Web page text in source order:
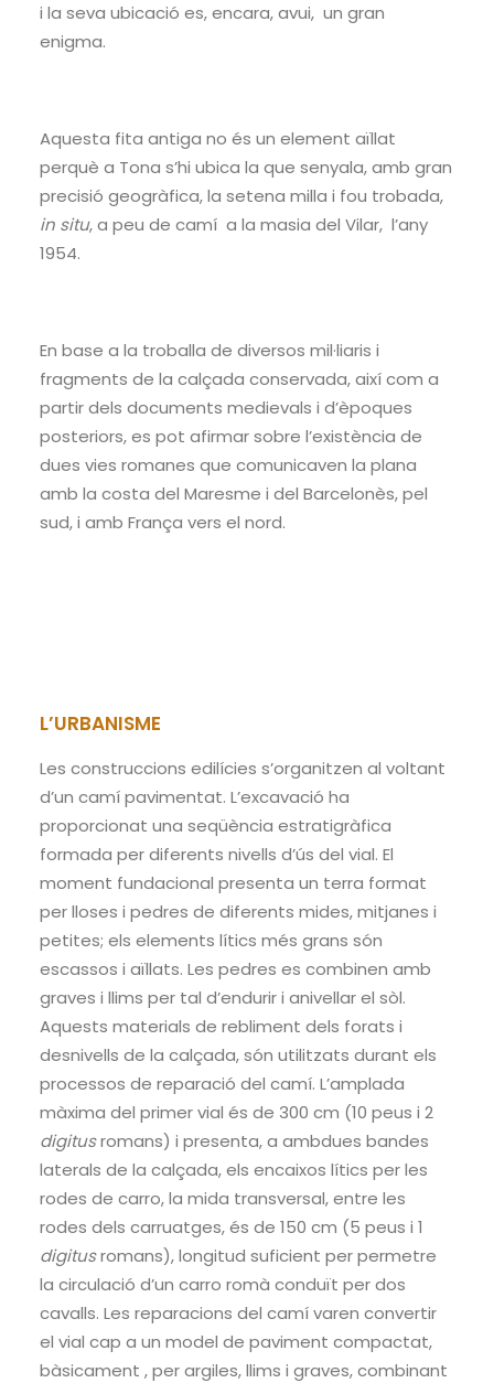
i la seva ubicació es, encara, avui, un gran
enigma.
Aquesta fita antiga no és un element aïllat
perquè a Tona s’hi ubica la que senyala, amb gran
precisió geogràfica, la setena milla i fou trobada,
in situ, a peu de camí a la masia del Vilar, l’any
1954.
En base a la troballa de diversos mil·liaris i
fragments de la calçada conservada, així com a
partir dels documents medievals i d’èpoques
posteriors, es pot afirmar sobre l’existència de
dues vies romanes que comunicaven la plana
amb la costa del Maresme i del Barcelonès, pel
sud, i amb França vers el nord.
L’URBANISME
Les construccions edilícies s’organitzen al voltant
d’un camí pavimentat. L’excavació ha
proporcionat una seqüència estratigràfica
formada per diferents nivells d’ús del vial. El
moment fundacional presenta un terra format
per lloses i pedres de diferents mides, mitjanes i
petites; els elements lítics més grans són
escassos i aïllats. Les pedres es combinen amb
graves i llims per tal d’endurir i anivellar el sòl.
Aquests materials de rebliment dels forats i
desnivells de la calçada, són utilitzats durant els
processos de reparació del camí. L’amplada
màxima del primer vial és de 300 cm (10 peus i 2
digitusromans) i presenta, a ambdues bandes
laterals de la calçada, els encaixos lítics per les
rodes de carro, la mida transversal, entre les
rodes dels carruatges, és de 150 cm (5 peus i 1
digitusromans), longitud suficient per permetre
la circulació d’un carro romà conduït per dos
cavalls. Les reparacions del camí varen convertir
el vial cap a un model de paviment compactat,
bàsicament , per argiles, llims i graves, combinant